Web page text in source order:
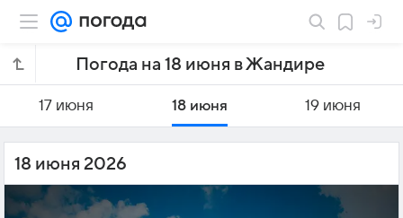
Погода на 18 июня в Жандире
17 июня 18 июня 19 июня
18 июня 2026